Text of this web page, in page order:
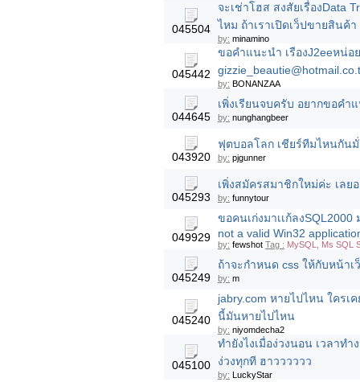
045504
จะเช่าโฮส สงสัยเรื่องData
ไหม ถ้าเราเปิดเว็ปขายสินค้า
by: minamino
045442
ขอคำแนะนำ เรืองJ2eeหน่อ
by: BONANZAA
044645
เพิ่งเรียนจบครับ อยากขอค
by: nunghangbeer
043920
ฟุตบอลโลก เชียร์ทีมไหนกัน
by: pjgunner
045293
เพิ่งสมัครสมาชิกใหม่ค่ะ เลย
by: funnytour
049929
ขอคนเก่งมาเเก้ลง
not a valid Win32
by: fewshot Tag : MySQL, Ms SQL
045249
ถ้าจะกำหนด css ให้กับหน้า
by: m
045240
jabry.com หายไปไหน ใครเ
นี้มันหายไปไหน
by: niyomdecha2
045100
ทำยังไงเมื่อง่วงนอน เวลาท
ง่วงทุกที ฮาวววววว
by: LuckyStar